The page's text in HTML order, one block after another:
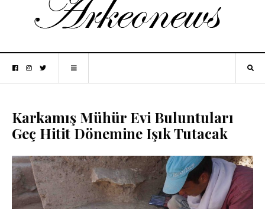
Karkamış Mühür Evi Buluntuları
Geç Hitit Dönemine Işık Tutacak